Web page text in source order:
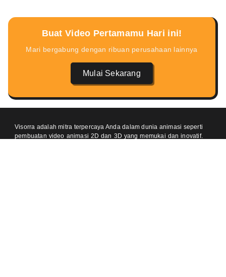
Buat Video Pertamamu Hari ini!
Mari bergabung dengan ribuan perusahaan lainnya
Mulai Sekarang
Visorra adalah mitra terpercaya Anda dalam dunia animasi seperti
pembuatan video animasi 2D dan 3D yang memukai dan inovatif.